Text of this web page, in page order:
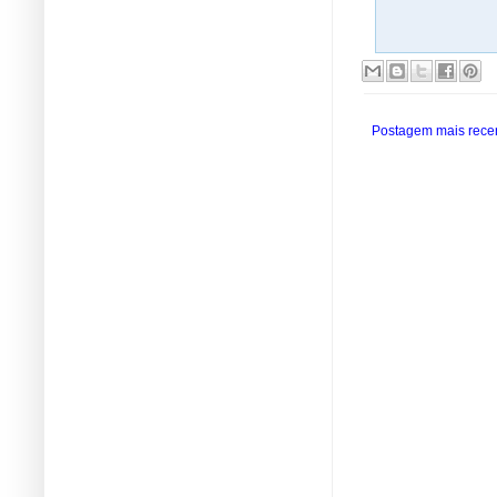
Postagem mais